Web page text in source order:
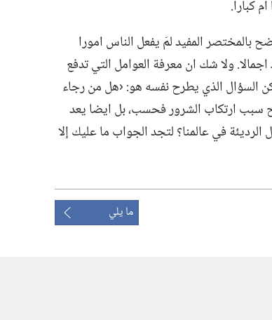
كبارا.‏
بالمختصر المفيد لمَ يفعل الناس امورا
ولا شك ان معرفة العوامل التي تدفع
السؤال الذي يطرح نفسه هو:‏ ‹هل من رجاء
سبب ارتكاب الشرور فحسب،‏ بل ايضا يعد
في عالمنا؟‏ لتجد الجواب ما عليك إلا
ما يلي